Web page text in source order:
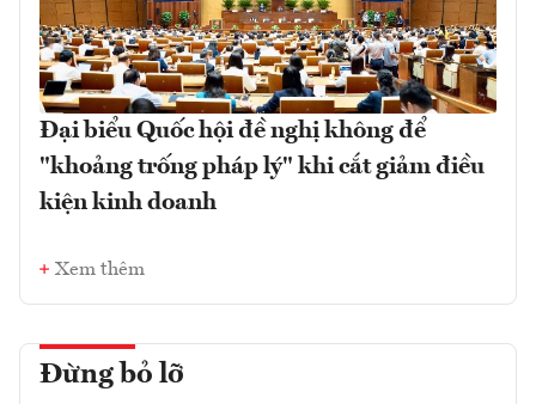
Đại biểu Quốc hội đề nghị không để
"khoảng trống pháp lý" khi cắt giảm điều
kiện kinh doanh
Xem thêm
Đừng bỏ lỡ